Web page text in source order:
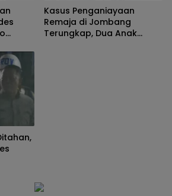
Kasus Penganiayaan
Remaja di Jombang
Terungkap, Dua Anak